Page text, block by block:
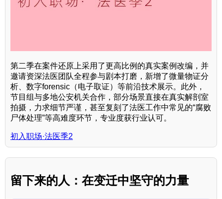
第二季在案件还原上采用了更高比例的真实案例改编，并
邀请资深法医团队全程参与剧本打磨，新增了微量物证分
析、数字forensic（电子取证）等前沿技术展示。此外，
节目组与多地公安机关合作，部分场景直接在真实解剖室
拍摄，力求细节严谨，甚至复刻了法医工作中常见的“腐败
尸体处理”等高难度环节，专业度获行业认可。
初入职场·法医季2
留下来的人：在变迁中坚守的力量